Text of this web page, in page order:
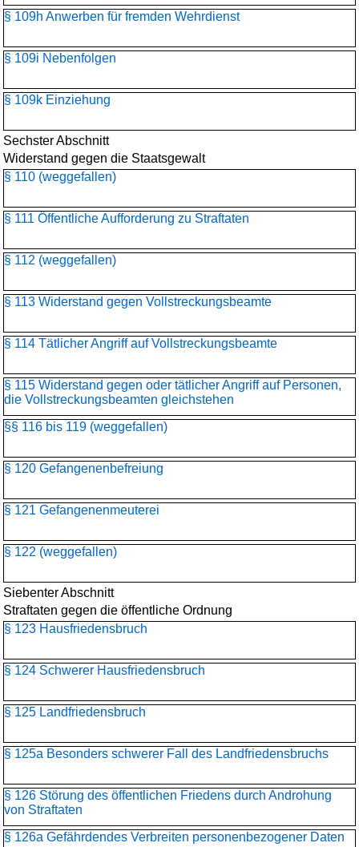
§ 109h Anwerben für fremden Wehrdienst
§ 109i Nebenfolgen
§ 109k Einziehung
Sechster Abschnitt
Widerstand gegen die Staatsgewalt
§ 110 (weggefallen)
§ 111 Öffentliche Aufforderung zu Straftaten
§ 112 (weggefallen)
§ 113 Widerstand gegen Vollstreckungsbeamte
§ 114 Tätlicher Angriff auf Vollstreckungsbeamte
§ 115 Widerstand gegen oder tätlicher Angriff auf Personen,
die Vollstreckungsbeamten gleichstehen
§§ 116 bis 119 (weggefallen)
§ 120 Gefangenenbefreiung
§ 121 Gefangenenmeuterei
§ 122 (weggefallen)
Siebenter Abschnitt
Straftaten gegen die öffentliche Ordnung
§ 123 Hausfriedensbruch
§ 124 Schwerer Hausfriedensbruch
§ 125 Landfriedensbruch
§ 125a Besonders schwerer Fall des Landfriedensbruchs
§ 126 Störung des öffentlichen Friedens durch Androhung
von Straftaten
§ 126a Gefährdendes Verbreiten personenbezogener Daten